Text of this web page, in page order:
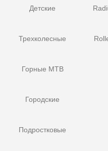
Детские
Трехколесные
Горные MTB
Городские
Подростковые